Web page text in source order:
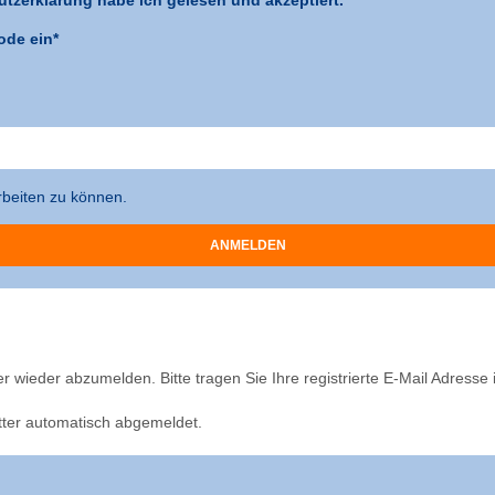
ein*
zu können.
wieder abzumelden. Bitte tragen Sie Ihre registrierte E-Mail Adresse
automatisch abgemeldet.